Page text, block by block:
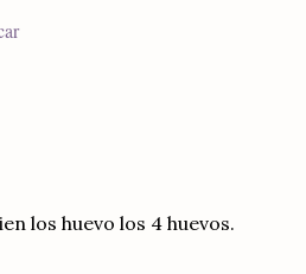
los huevo los 4 huevos.